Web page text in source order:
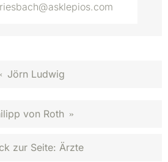
Jörn Ludwig
von Roth»
zur Seite: Ärzte